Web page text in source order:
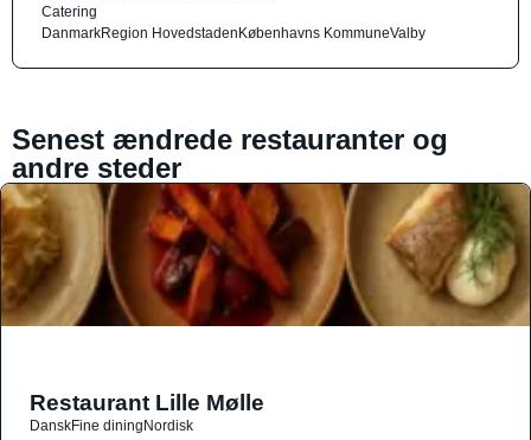
Catering
DanmarkRegion HovedstadenKøbenhavns KommuneValby
Senest ændrede restauranter og
andre steder
Restaurant Lille Mølle
DanskFine diningNordisk